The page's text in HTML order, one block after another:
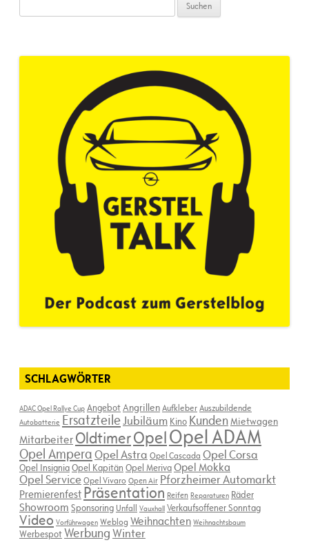
nach:
SCHLAGWÖRTER
ADAC Opel Rallye Cup AngebotAngrillenAufkleberAuszubildende
Autobatterie ErsatzteileJubiläum Kino KundenMietwagen
Mitarbeiter OldtimerOpelOpel ADAM
Opel AmperaOpel Astra Opel Cascada Opel Corsa
Opel InsigniaOpel Kapitän Opel MerivaOpel Mokka
Opel ServiceOpel Vivaro Open Air Pforzheimer Automarkt
Premierenfest Präsentation Reifen Reparaturen Räder
Showroom Sponsoring Unfall Vauxhall Verkaufsoffener Sonntag
Video Vorführwagen Weblog Weihnachten Weihnachtsbaum
WerbespotWerbungWinter